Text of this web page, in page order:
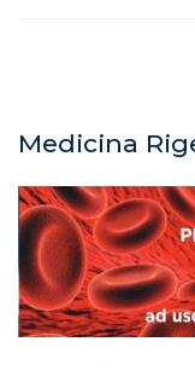
Medicina